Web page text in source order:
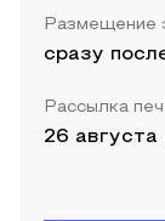
Размещение
сразу
Рассылка
26 августа